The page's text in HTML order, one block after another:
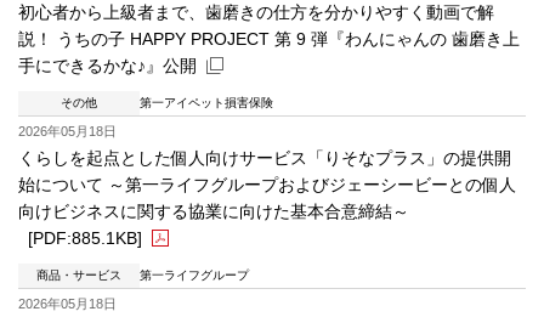
初心者から上級者まで、歯磨きの仕方を分かりやすく動画で解
説！ うちの子 HAPPY PROJECT 第 9 弾『わんにゃんの 歯磨き上
手にできるかな♪』公開
その他 第一アイペット損害保険
新規ウィンドウを開きます
2026年05月18日
くらしを起点とした個人向けサービス「りそなプラス」の提供開
始について ～第一ライフグループおよびジェーシービーとの個人
向けビジネスに関する協業に向けた基本合意締結～
[PDF:885.1KB]
商品・サービス 第一ライフグループ
PDFファイルが新規ウィンドウで開きます
2026年05月18日